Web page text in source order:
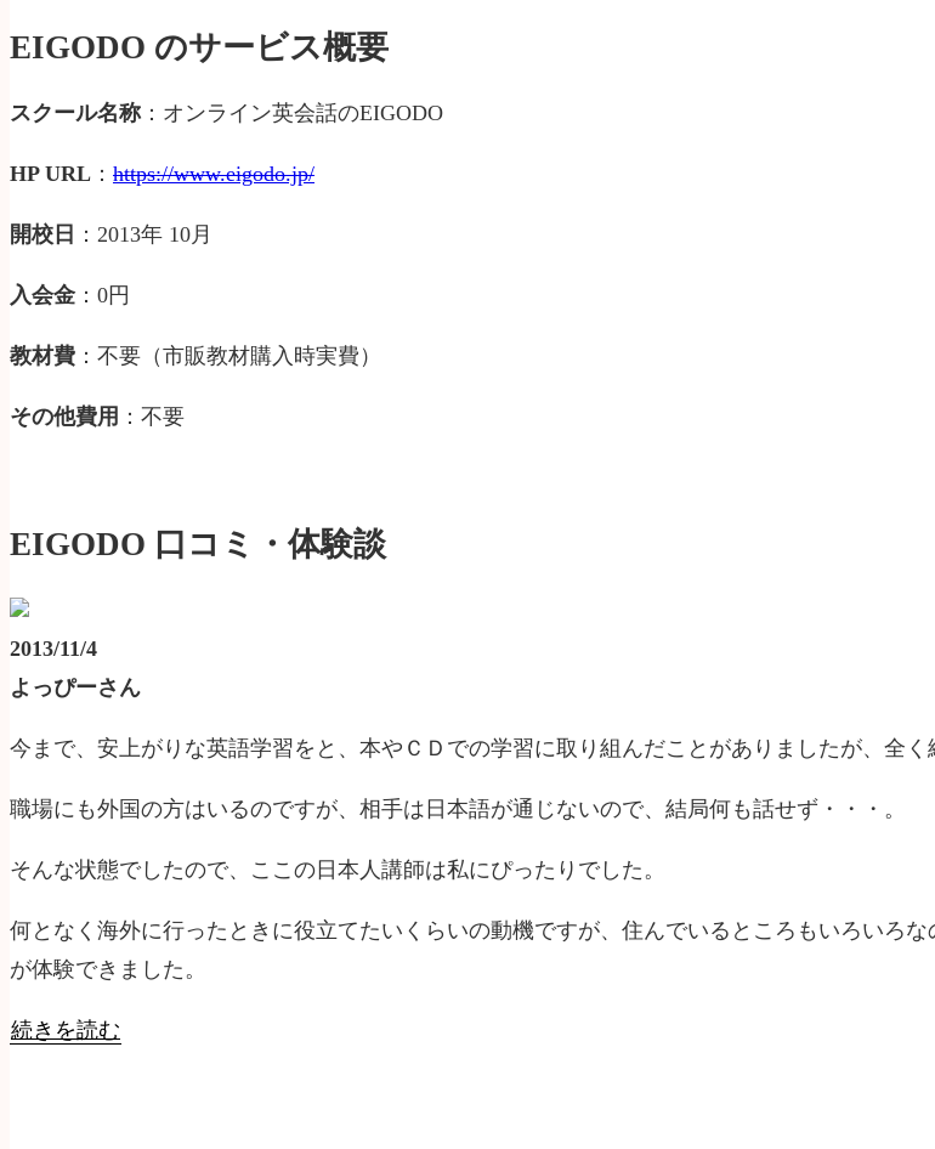
EIGODO のサービス概要
スクール名称 ：オンライン英会話のEIGODO
HP URL ： https://www.eigodo.jp/
開校日 ：2013年 10月
入会金 ：0円
教材費 ：不要（市販教材購入時実費）
その他費用 ：不要
EIGODO 口コミ・体験談
2013/11/4
よっぴーさん
今まで、安上がりな英語学習をと、本やＣＤでの学習に取り組んだことがありましたが、全く
職場にも外国の方はいるのですが、相手は日本語が通じないので、結局何も話せず・・・。
そんな状態でしたので、ここの日本人講師は私にぴったりでした。
何となく海外に行ったときに役立てたいくらいの動機ですが、住んでいるところもいろいろ
が体験できました。
続きを読む